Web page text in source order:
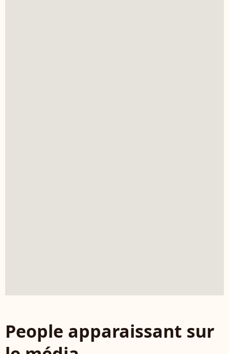
People apparaissant sur